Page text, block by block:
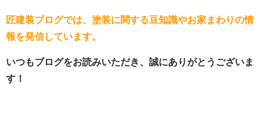
匠建装ブログでは、塗装に関する豆知識やお家まわりの情
報を発信しています。
いつもブログをお読みいただき、誠にありがとうございま
す！